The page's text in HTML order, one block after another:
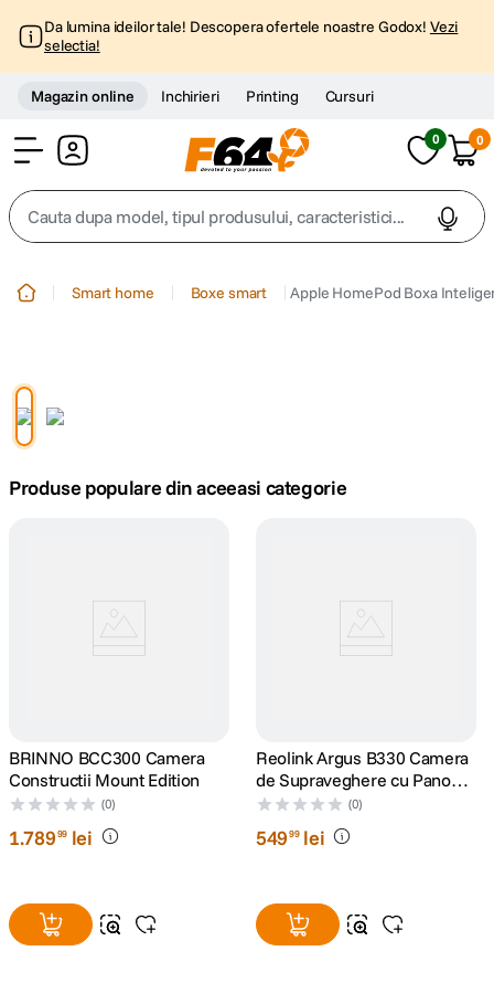
Da lumina ideilor tale! Descopera ofertele noastre Godox! Vezi
selectia!
Magazin online Inchirieri Printing Cursuri
0 0
Cauta dupa model, tipul produsului, caracteristici...
4. peak design
9. dji mic mini
10 . dji osmo pocket 4
Smart home Boxe smart Apple HomePod Boxa
Produse populare din aceeasi categorie
BRINNO BCC300 Camera
Constructii Mount Edition
(0)
1.78999 lei
Reolink Argus B330 Camera
de Supraveghere cu Panou
Solar 4 MP si Inteligenta
Artificiala
(0)
54999 lei